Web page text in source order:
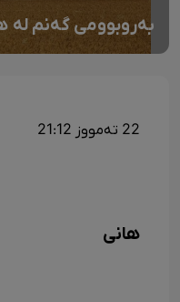
بەروبوومی گەنم لە
22 تەمووز 21:12
هانی